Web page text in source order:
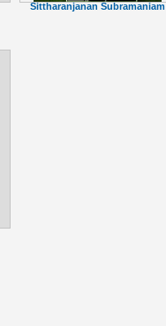
Sittharanjanan Subramaniam